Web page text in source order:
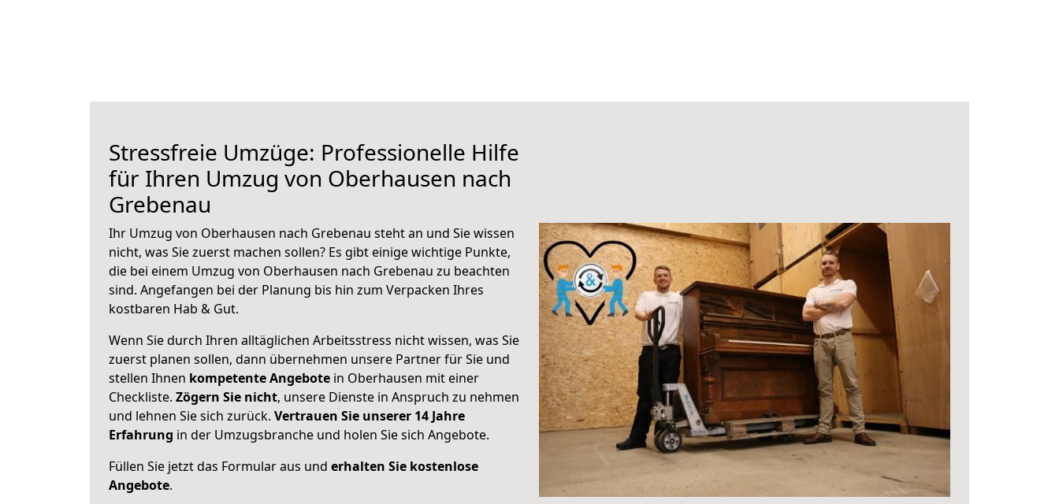
Stressfreie Umzüge: Professionelle Hilfe
für Ihren Umzug von Oberhausen nach
Grebenau
Ihr Umzug von Oberhausen nach Grebenau steht an und Sie wissen
nicht, was Sie zuerst machen sollen? Es gibt einige wichtige Punkte,
die bei einem Umzug von Oberhausen nach Grebenau zu beachten
sind. Angefangen bei der Planung bis hin zum Verpacken Ihres
kostbaren Hab & Gut.
Wenn Sie durch Ihren alltäglichen Arbeitsstress nicht wissen, was Sie
zuerst planen sollen, dann übernehmen unsere Partner für Sie und
stellen Ihnen kompetente Angebote in Oberhausen mit einer
Checkliste. Zögern Sie nicht, unsere Dienste in Anspruch zu nehmen
und lehnen Sie sich zurück. Vertrauen Sie unserer 14 Jahre
Erfahrung in der Umzugsbranche und holen Sie sich Angebote.
Füllen Sie jetzt das Formular aus und erhalten Sie kostenlose
Angebote.